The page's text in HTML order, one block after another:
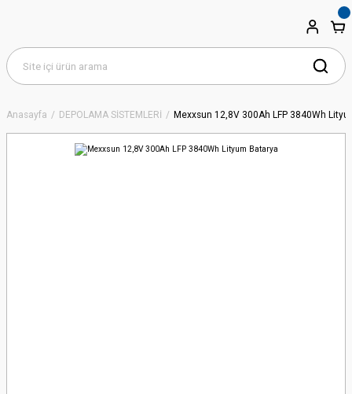
Anasayfa DEPOLAMA SİSTEMLERİ Mexxsun 12,8V 300Ah LFP 3840Wh